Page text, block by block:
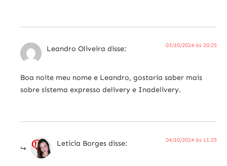
Leandro Oliveira disse: 03/10/2024 às 20:25
Boa noite meu nome e Leandro, gostaria saber mais
sobre sistema expresso delivery e Inadelivery.
Leticia Borges disse: 04/10/2024 às 11:25